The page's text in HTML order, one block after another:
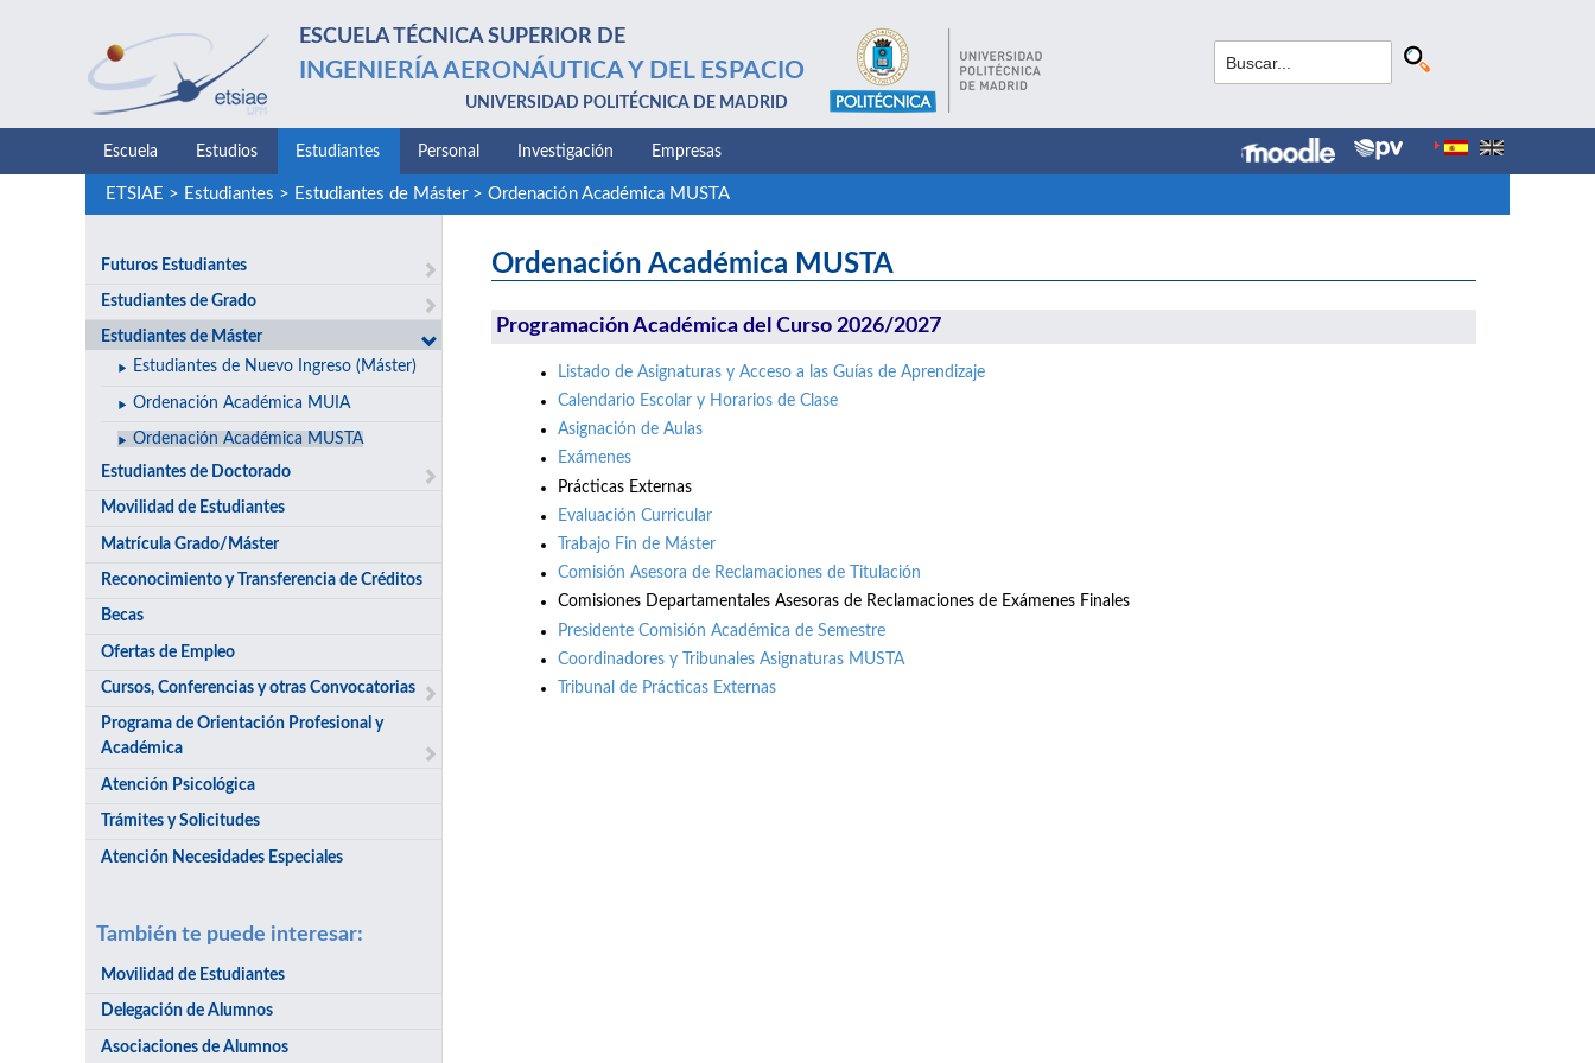
ESCUELA TÉCNICA SUPERIOR DE
INGENIERÍA AERONÁUTICA Y DEL ESPACIO
UNIVERSIDAD POLITÉCNICA DE MADRID
Escuela Estudios Estudiantes Personal Investigación Empresas
ETSIAE > Estudiantes > Estudiantes de Máster> Ordenación Académica MUSTA
Futuros Estudiantes
Estudiantes de Grado
Estudiantes de Máster
Estudiantes de Nuevo Ingreso (Máster)
Ordenación Académica MUIA
Ordenación Académica MUSTA
Estudiantes de Doctorado
Movilidad de Estudiantes
Matrícula Grado/Máster
Reconocimiento y Transferencia de Créditos
Becas
Ofertas de Empleo
Cursos, Conferencias y otras Convocatorias
Programa de Orientación Profesional y
Académica
Atención Psicológica
Trámites y Solicitudes
Atención Necesidades Especiales
También te puede interesar:
Movilidad de Estudiantes
Delegación de Alumnos
Asociaciones de Alumnos
Ordenación Académica MUSTA
Programación Académica del Curso 2026/2027
Listado de Asignaturas y Acceso a las Guías de Aprendizaje
Calendario Escolar y Horarios de Clase
Asignación de Aulas
Exámenes
Prácticas Externas
Evaluación Curricular
Trabajo Fin de Máster
Comisión Asesora de Reclamaciones de Titulación
Comisiones Departamentales Asesoras de Reclamaciones de Exámenes Finales
Presidente Comisión Académica de Semestre
Coordinadores y Tribunales Asignaturas MUSTA
Tribunal de Prácticas Externas